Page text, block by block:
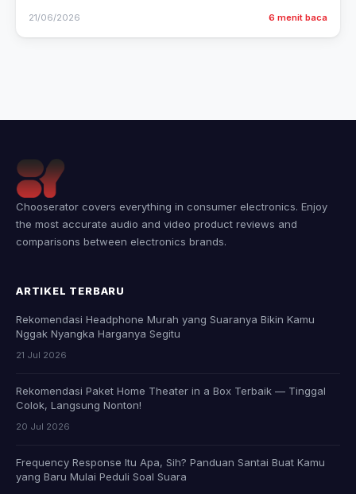
21/06/2026 6 menit baca
Chooserator covers everything in consumer electronics. Enjoy
the most accurate audio and video product reviews and
comparisons between electronics brands.
ARTIKEL TERBARU
Rekomendasi Headphone Murah yang Suaranya Bikin Kamu
Nggak Nyangka Harganya Segitu
21 Jul 2026
Rekomendasi Paket Home Theater in a Box Terbaik — Tinggal
Colok, Langsung Nonton!
20 Jul 2026
Frequency Response Itu Apa, Sih? Panduan Santai Buat Kamu
yang Baru Mulai Peduli Soal Suara